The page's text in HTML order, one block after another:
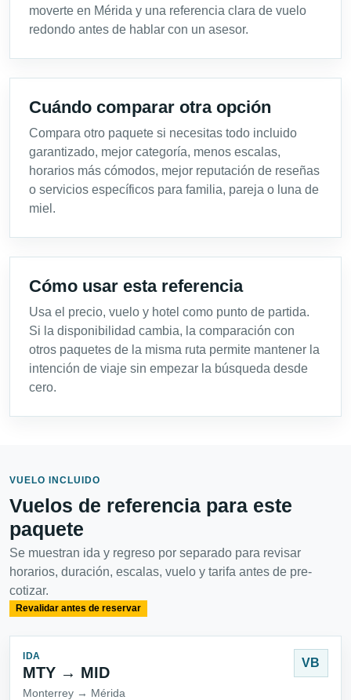
moverte en Mérida y una referencia clara de vuelo
redondo antes de hablar con un asesor.
Cuándo comparar otra opción
Compara otro paquete si necesitas todo incluido
garantizado, mejor categoría, menos escalas,
horarios más cómodos, mejor reputación de reseñas
o servicios específicos para familia, pareja o luna de
miel.
Cómo usar esta referencia
Usa el precio, vuelo y hotel como punto de partida.
Si la disponibilidad cambia, la comparación con
otros paquetes de la misma ruta permite mantener la
intención de viaje sin empezar la búsqueda desde
cero.
VUELO INCLUIDO
Vuelos de referencia para este
paquete
Se muestran ida y regreso por separado para revisar
horarios, duración, escalas, vuelo y tarifa antes de pre-
cotizar.
Revalidar antes de reservar
IDA
MTY → MID
Monterrey → Mérida
VB